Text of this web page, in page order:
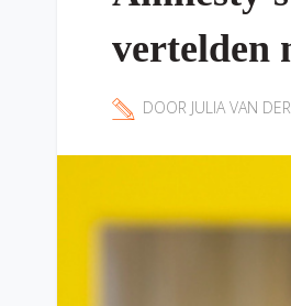
vertelden
DOOR JULIA VAN